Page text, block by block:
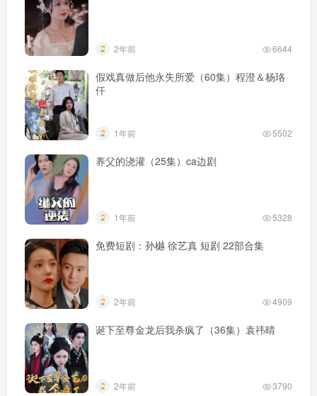
2年前 6644
假戏真做后他永失所爱（60集）程澄＆杨珞
仟
1年前 5502
养父的浇灌（25集）ca边剧
1年前 5328
免费短剧：孙樾 徐艺真 短剧 22部合集
2年前 4909
诞下至尊金龙后我杀疯了（36集）袁祎晴
2年前 3790